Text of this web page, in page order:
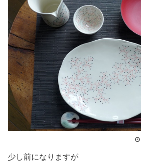
少し前になりますが